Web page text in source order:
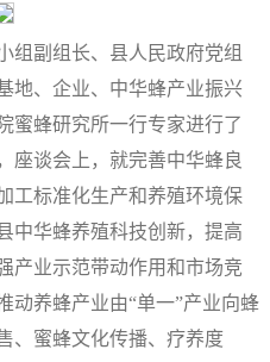
组副组长、县人民政府党组
地、企业、中华蜂产业振兴
蜜蜂研究所一行专家进行了
座谈会上，就完善中华蜂良
工标准化生产和养殖环境保
中华蜂养殖科技创新，提高
产业示范带动作用和市场竞
动养蜂产业由“单一”产业向蜂
、蜜蜂文化传播、疗养度